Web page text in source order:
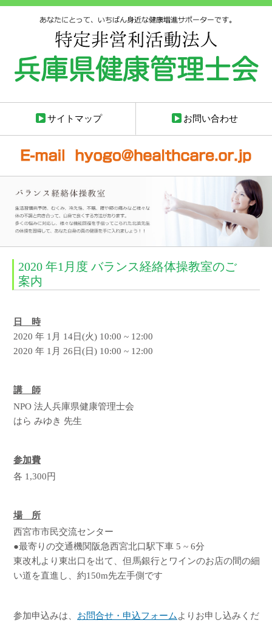
サイトマップ お問い合わせ
2020 年1月度 バランス経絡体操教室のご
案内
日 時
2020 年 1月 14日(火) 10:00 ~ 12:00
2020 年 1月 26日(日) 10:00 ~ 12:00
講 師
NPO 法人兵庫県健康管理士会
はら みゆき 先生
参加費
各 1,300円
場 所
西宮市市民交流センター
●最寄りの交通機関阪急西宮北口駅下車 5 ~ 6分
東改札より東出口を出て、但馬銀行とワインのお店の間の細
い道を直進し、約150m先左手側です
参加申込みは、 お問合せ・申込フォーム よりお申し込みくだ